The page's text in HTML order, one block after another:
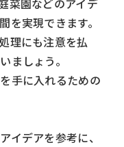
菜園などのアイデ
を実現できます。
理にも注意を払
ましょう。
手に入れるための
イデアを参考に、